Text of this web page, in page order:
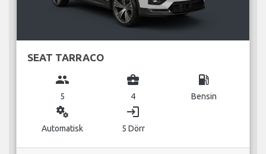
SEAT TARRACO
group
5
business_center
4
local_gas_station
Bensin
miscellaneous_services
Automatisk
login
5 Dörr